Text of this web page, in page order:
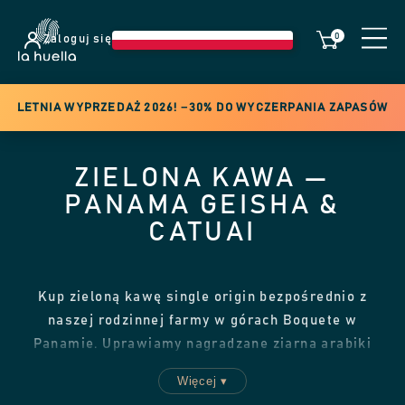
Zaloguj się 0
LETNIA WYPRZEDAŻ 2026! −30% DO WYCZERPANIA ZAPASÓW
ZIELONA KAWA —
PANAMA GEISHA &
CATUAI
Kup zieloną kawę single origin bezpośrednio z
naszej rodzinnej farmy w górach Boquete w
Panamie. Uprawiamy nagradzane ziarna arabiki
Geisha, Catuai i Canas Verdes na wysokości,
zbieramy ręcznie tylko dojrzałe owoce i wysyłamy
Więcej ▾